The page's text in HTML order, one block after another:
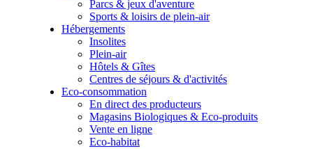
Parcs & jeux d'aventure
Sports & loisirs de plein-air
Hébergements
Insolites
Plein-air
Hôtels & Gîtes
Centres de séjours & d'activités
Eco-consommation
En direct des producteurs
Magasins Biologiques & Eco-produits
Vente en ligne
Eco-habitat